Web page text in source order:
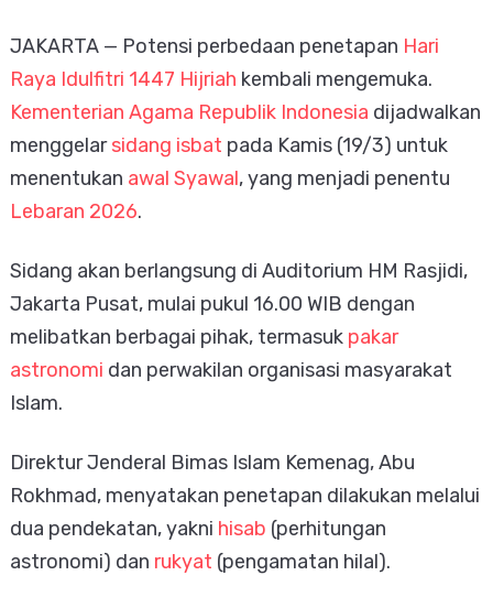
JAKARTA — Potensi perbedaan penetapan Hari
Raya Idulfitri 1447 Hijriah kembali mengemuka.
Kementerian Agama Republik Indonesia dijadwalkan
menggelarsidang isbat pada Kamis (19/3) untuk
menentukan awal Syawal, yang menjadi penentu
Lebaran 2026.
Sidang akan berlangsung di Auditorium HM Rasjidi,
Jakarta Pusat, mulai pukul 16.00 WIB dengan
melibatkan berbagai pihak, termasuk pakar
astronomi dan perwakilan organisasi masyarakat
Islam.
Direktur Jenderal Bimas Islam Kemenag,Abu
Rokhmad, menyatakan penetapan dilakukan melalui
dua pendekatan, yakni hisab (perhitungan
astronomi) dan rukyat (pengamatan hilal).